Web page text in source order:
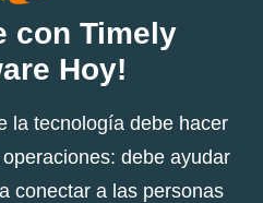
con Timely
Hoy!
la tecnología debe hacer
debe ayudar
conectar a las personas